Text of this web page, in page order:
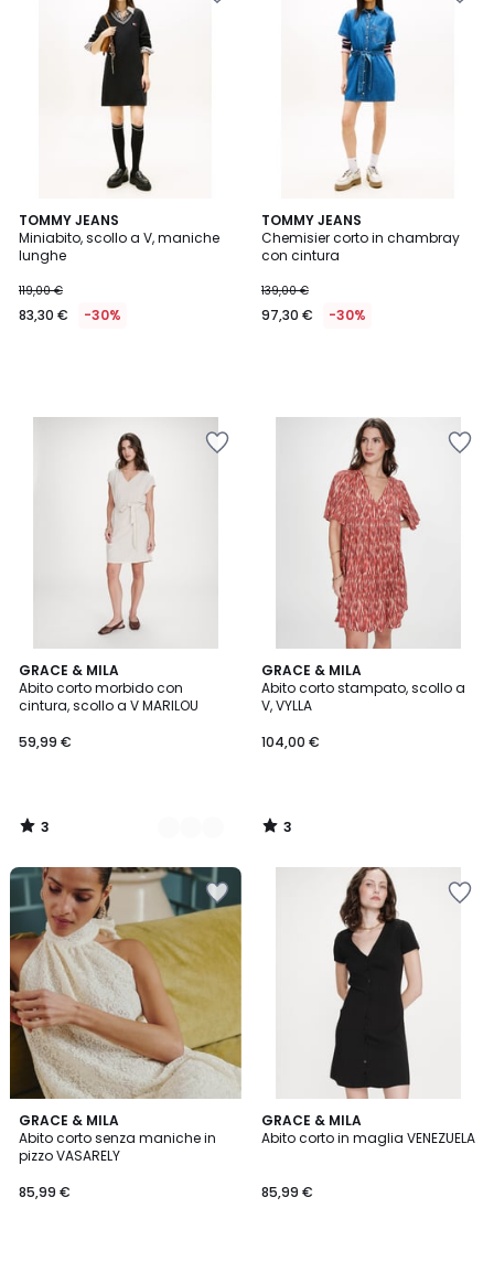
TOMMY JEANS
Miniabito, scollo a V, maniche
lunghe
119,00 €
83,30 € -30%
TOMMY JEANS
Chemisier corto in chambray
con cintura
139,00 €
97,30 € -30%
GRACE & MILA
Abito corto morbido con
cintura, scollo a V MARILOU
59,99 €
3
/
5
2
Colori
3
/
GRACE & MILA
Abito corto stampato, scollo a
V, VYLLA
104,00 €
3
/
5
3
/
GRACE & MILA
Abito corto senza maniche in
pizzo VASARELY
85,99 €
GRACE & MILA
Abito corto in maglia VENEZUELA
85,99 €